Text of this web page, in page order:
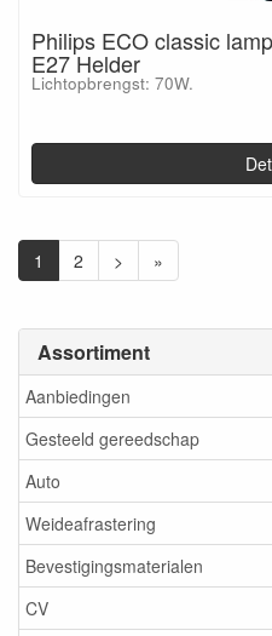
Assortiment
Aanbiedingen
Gesteeld gereedschap
Auto
Weideafrastering
Bevestigingsmaterialen
CV
Philips ECO classic
E27 Helder
Lichtopbrengst: 70W.
1 2 > »